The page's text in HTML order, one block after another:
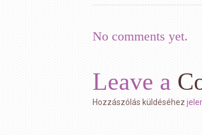
No comments yet.
Leave a
Hozzászólás küldéséhez